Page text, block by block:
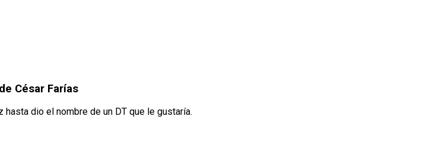
César Farías
dio el nombre de un DT que le gustaría.